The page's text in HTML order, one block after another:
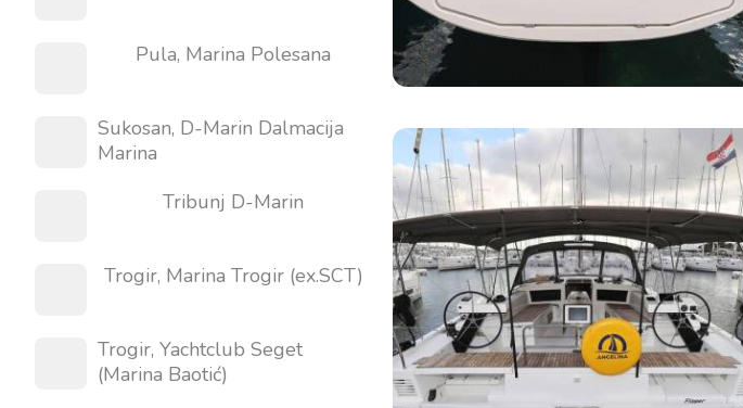
Pula, Marina Polesana
Sukosan, D-Marin Dalmacija
Marina
Tribunj D-Marin
Trogir, Marina Trogir (ex.SCT)
Trogir, Yachtclub Seget
(Marina Baotić)
Nachrichten / Blog
Unsere Flotte
Motorboote
Motorkatamarane
Dienstleistungen
Bareboat Yachtcharter
Yachtcharter mit Skipper
Yachtcharter mit Crew
Flotillen Yachtcharter
Yacht-Investition
Valovie -
Fernsegelassistent